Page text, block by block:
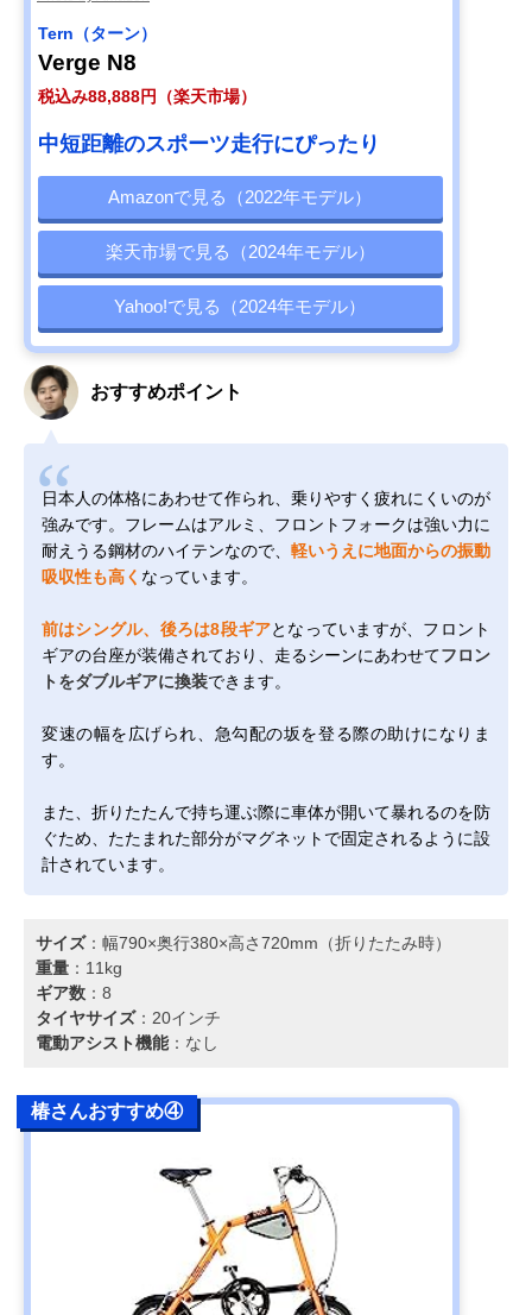
Tern（ターン）
Verge N8
税込み88,888円（楽天市場）
中短距離のスポーツ走行にぴったり
Amazonで見る（2022年モデル）
楽天市場で見る（2024年モデル）
Yahoo!で見る（2024年モデル）
おすすめポイント
日本人の体格にあわせて作られ、乗りやすく疲れにくいのが
強みです。フレームはアルミ、フロントフォークは強い力に
耐えうる鋼材のハイテンなので、 軽いうえに地面からの振動
吸収性も高く なっています。
前はシングル、後ろは8段ギアとなっていますが、フロント
ギアの台座が装備されており、走るシーンにあわせてフロン
トをダブルギアに換装できます。
変速の幅を広げられ、急勾配の坂を登る際の助けになりま
す。
また、折りたたんで持ち運ぶ際に車体が開いて暴れるのを防
ぐため、たたまれた部分がマグネットで固定されるように設
計されています。
サイズ：幅790×奥行380×高さ720mm（折りたたみ時）
重量 ：11kg
ギア数 ：8
タイヤサイズ：20インチ
電動アシスト機能：なし
椿さんおすすめ④